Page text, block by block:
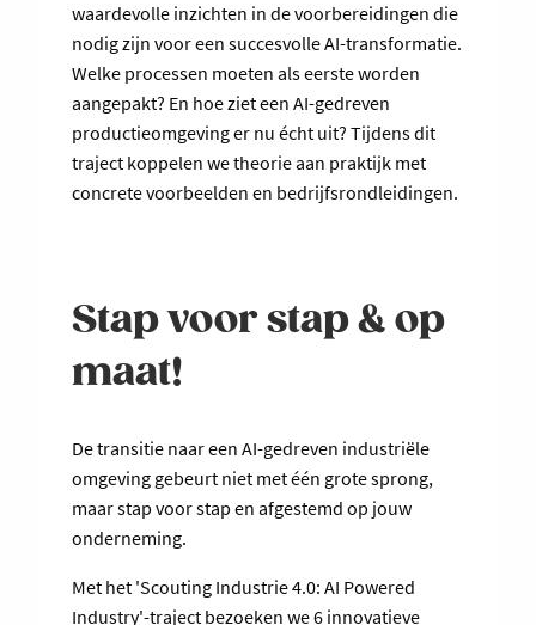
waardevolle inzichten in de voorbereidingen die
nodig zijn voor een succesvolle AI-transformatie.
Welke processen moeten als eerste worden
aangepakt? En hoe ziet een AI-gedreven
productieomgeving er nu écht uit? Tijdens dit
traject koppelen we theorie aan praktijk met
concrete voorbeelden en bedrijfsrondleidingen.
Stap voor stap & op
maat!
De transitie naar een AI-gedreven industriële
omgeving gebeurt niet met één grote sprong,
maar stap voor stap en afgestemd op jouw
onderneming.
Met het 'Scouting Industrie 4.0: AI Powered
Industry'-traject bezoeken we 6 innovatieve